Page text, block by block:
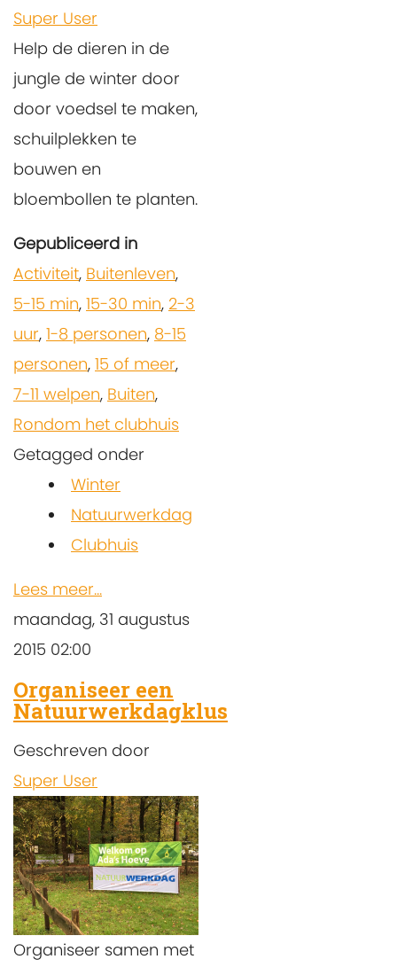
Super User
Help de dieren in de
jungle de winter door
door voedsel te maken,
schuilplekken te
bouwen en
bloembollen te planten.
Gepubliceerd in
Activiteit, Buitenleven,
5-15 min, 15-30 min, 2-3
uur, 1-8 personen, 8-15
personen, 15 of meer,
7-11 welpen, Buiten,
Rondom het clubhuis
Getagged onder
Winter
Natuurwerkdag
Clubhuis
Lees meer...
maandag, 31 augustus
2015 02:00
Organiseer een
Natuurwerkdagklus
Geschreven door
Super User
Organiseer samen met